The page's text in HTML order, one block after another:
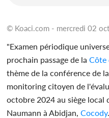
© Koaci.com - mercredi 02
"Examen périodique
prochain passage de laCôte
thème de la conférence de
monitoring citoyen de
octobre 2024 au siège local
Naumann à Abidjan,Cocody.